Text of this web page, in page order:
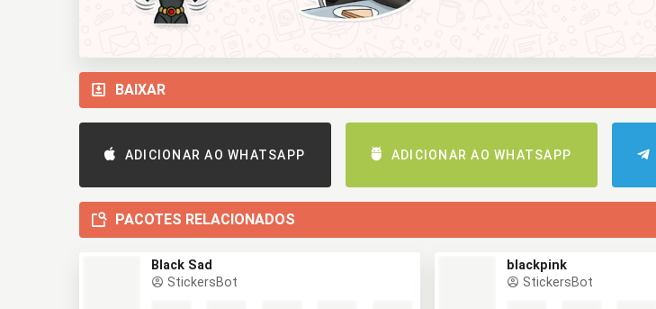
BAIXAR
ADICIONAR AO WHATSAPP ADICIONAR AO WHATSAPP
PACOTES RELACIONADOS
Black Sad
StickersBot
blackpink
StickersBot